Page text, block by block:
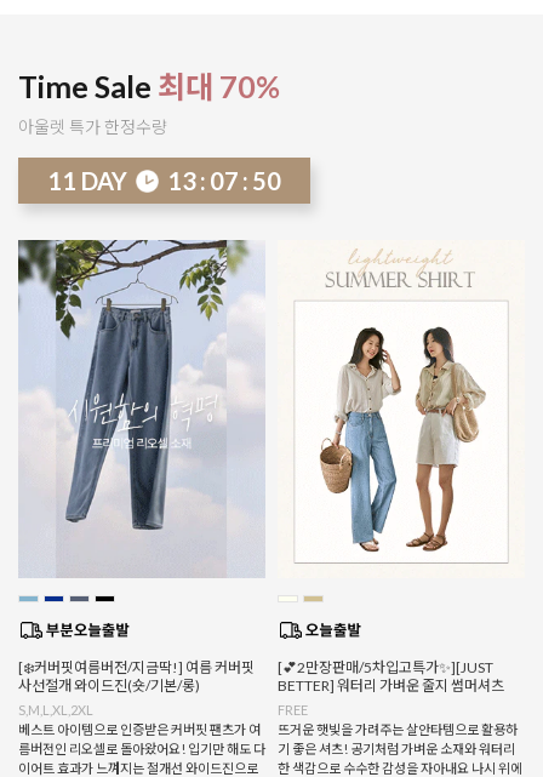
Time Sale 최대 70%
아울렛 특가 한정수량
11 DAY 13: 07 : 46
[❄️커버핏여름버전/지금딱!] 여름 커버핏
사선절개 와이드진(숏/기본/롱)
S,M,L,XL,2XL
베스트 아이템으로 인증받은 커버핏 팬츠가 여
름버전인 리오셀로 돌아왔어요! 입기만 해도 다
이어트 효과가 느껴지는 절개선 와이드진으로
[💕2만장판매/5차입고특가✨][JUST
BETTER] 워터리 가벼운 줄지 썸머셔츠
FREE
뜨거운 햇빛을 가려주는 살안타템으로 활용하
기 좋은 셔츠! 공기처럼 가벼운 소재와 워터리
한 색감으로 수수한 감성을 자아내요 나시 위에